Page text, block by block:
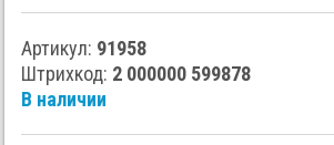
Артикул: 91958
Штрихкод: 2 000000 599878
В наличии